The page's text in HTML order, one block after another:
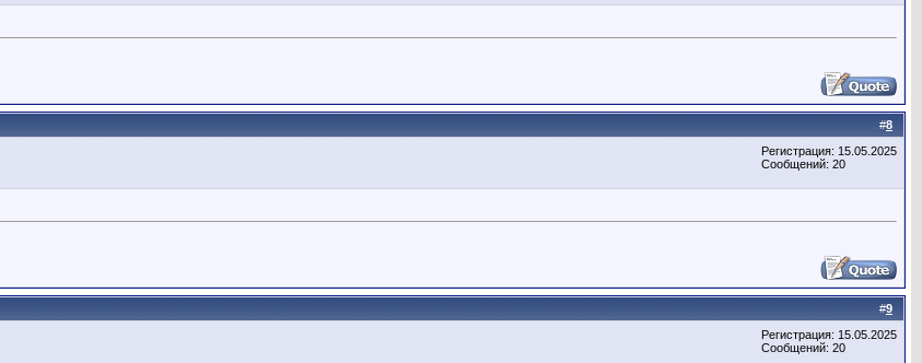
#8
Регистрация: 15.05.2025
Сообщений: 20
#9
Регистрация: 15.05.2025
Сообщений: 20